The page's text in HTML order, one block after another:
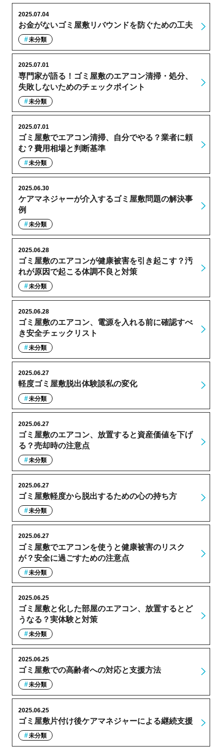
お金がないゴミ屋敷リバウンドを防ぐための工夫
2025.07.04
未分類
専門家が語る！ゴミ屋敷のエアコン清掃・処分、
失敗しないためのチェックポイント
2025.07.01
未分類
ゴミ屋敷でエアコン清掃、自分でやる？業者に頼
む？費用相場と判断基準
2025.07.01
未分類
ケアマネジャーが介入するゴミ屋敷問題の解決事
例
2025.06.30
未分類
ゴミ屋敷のエアコンが健康被害を引き起こす？汚
れが原因で起こる体調不良と対策
2025.06.28
未分類
ゴミ屋敷のエアコン、電源を入れる前に確認すべ
き安全チェックリスト
2025.06.28
未分類
軽度ゴミ屋敷脱出体験談私の変化
2025.06.27
未分類
ゴミ屋敷のエアコン、放置すると資産価値を下げ
る？売却時の注意点
2025.06.27
未分類
ゴミ屋敷軽度から脱出するための心の持ち方
2025.06.27
未分類
ゴミ屋敷でエアコンを使うと健康被害のリスク
が？安全に過ごすための注意点
2025.06.27
未分類
ゴミ屋敷と化した部屋のエアコン、放置するとど
うなる？実体験と対策
2025.06.25
未分類
ゴミ屋敷での高齢者への対応と支援方法
2025.06.25
未分類
ゴミ屋敷片付け後ケアマネジャーによる継続支援
2025.06.25
未分類